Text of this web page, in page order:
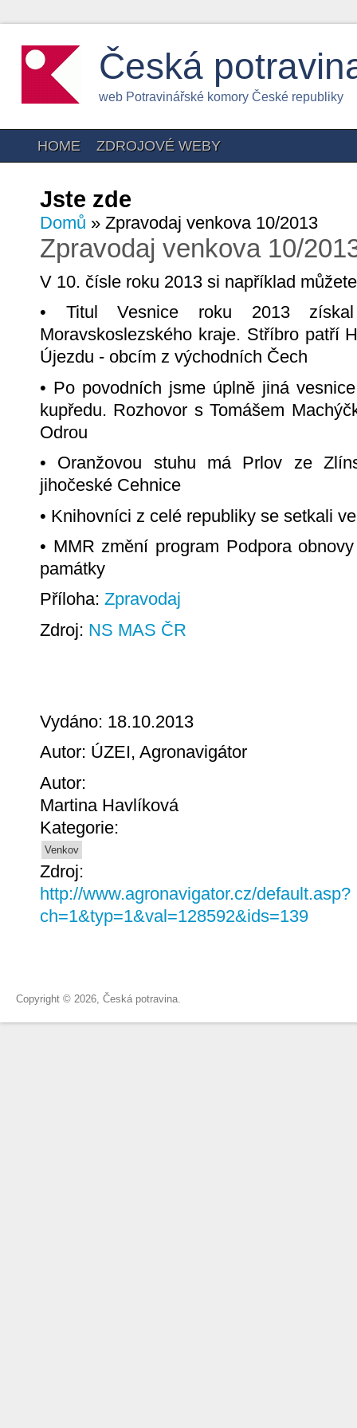
Česká
web Potravinářské komory České republiky
HOME ZDROJOVÉ WEBY
Jste zde
Domů » Zpravodaj venkova 10/2013
Zpravodaj venkova 10/
V 10. čísle roku 2013 si například
• Titul Vesnice roku 2013
Moravskoslezského kraje. Stříbro patří
Újezdu - obcím z východních Čech
• Po povodních jsme úplně jiná
kupředu. Rozhovor s Tomášem
Odrou
• Oranžovou stuhu má Prlov ze
jihočeské Cehnice
• Knihovníci z celé republiky se setkali
• MMR změní program Podpora
památky
Příloha: Zpravodaj
Zdroj: NS MAS ČR
Vydáno: 18.10.2013
Autor: ÚZEI, Agronavigátor
Autor:
Martina Havlíková
Kategorie:
Venkov
Zdroj:
http://www.agronavigator.cz/default.asp?
ch=1&typ=1&val=128592&ids=139
Copyright © 2026, Česká potravina.